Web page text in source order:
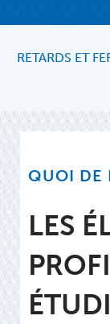
RETARDS ET
QUOI DE
LES